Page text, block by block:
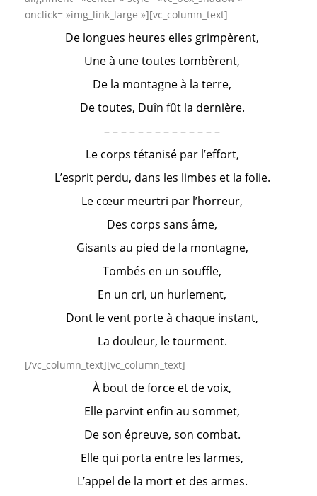
onclick= »img_link_large »][vc_column_text]
De longues heures elles grimpèrent,
Une à une toutes tombèrent,
De la montagne à la terre,
De toutes, Duîn fût la dernière.
– – – – – – – – – – – – – –
Le corps tétanisé par l’effort,
L’esprit perdu, dans les limbes et la folie.
Le cœur meurtri par l’horreur,
Des corps sans âme,
Gisants au pied de la montagne,
Tombés en un souffle,
En un cri, un hurlement,
Dont le vent porte à chaque instant,
La douleur, le tourment.
[/vc_column_text][vc_column_text]
À bout de force et de voix,
Elle parvint enfin au sommet,
De son épreuve, son combat.
Elle qui porta entre les larmes,
L’appel de la mort et des armes.